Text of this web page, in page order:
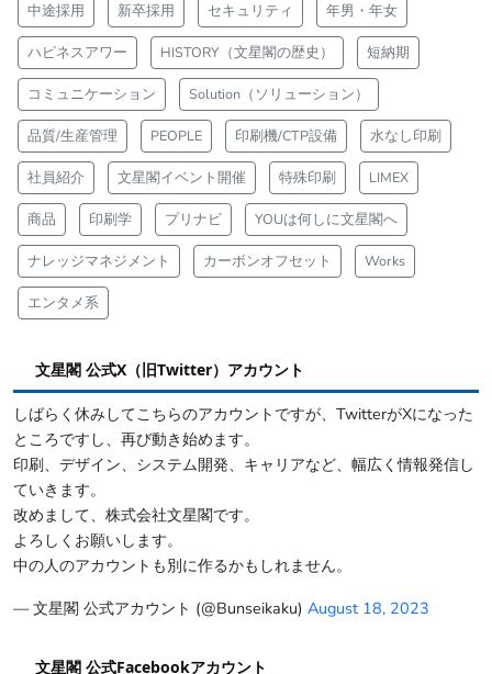
中途採用 新卒採用 セキュリティ 年男・年女
ハピネスアワー HISTORY（文星閣の歴史） 短納期
コミュニケーション Solution（ソリューション）
品質/生産管理 PEOPLE 印刷機/CTP設備 水なし印刷
社員紹介 文星閣イベント開催 特殊印刷 LIMEX
商品 印刷学 プリナビ YOUは何しに文星閣へ
ナレッジマネジメント カーボンオフセット Works
エンタメ系
文星閣 公式X（旧Twitter）アカウント
しばらく休みしてこちらのアカウントですが、TwitterがXになった
ところですし、再び動き始めます。
印刷、デザイン、システム開発、キャリアなど、幅広く情報発信し
ていきます。
改めまして、株式会社文星閣です。
よろしくお願いします。
中の人のアカウントも別に作るかもしれません。
— 文星閣 公式アカウント (@Bunseikaku) August 18, 2023
文星閣 公式Facebookアカウント